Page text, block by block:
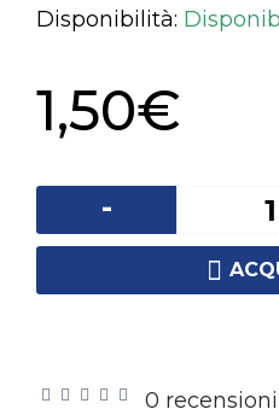
Disponibilità:
1,50€
-
0 recensioni